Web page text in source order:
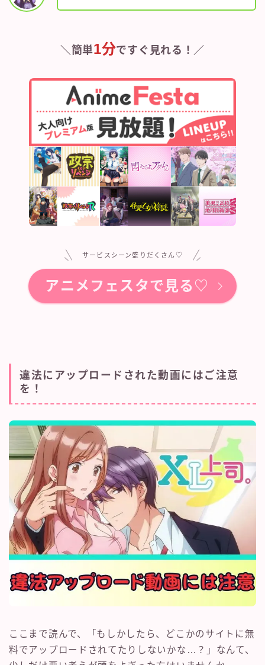
＼簡単1分ですぐ見れる！／
サービスシーン盛りだくさん♡
アニメフェスタで見る♡
違法にアップロードされた動画にはご注意
を！
ここまで読んで、「もしかしたら、どこかのサイトに無
料でアップロードされてたりしないかな…？」なんて、
新作が続々と配信中♡
エロ無料！無修正アニメおすすめ17選！